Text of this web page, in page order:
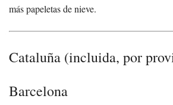
más papeletas de nieve.
Cataluña (incluida, por
Barcelona